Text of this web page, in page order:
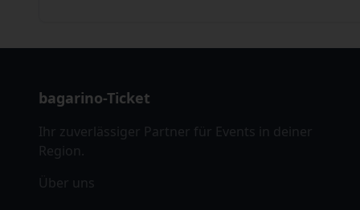
bagarino-Ticket
Ihr zuverlässiger Partner für Events in deiner
Region.
Über uns